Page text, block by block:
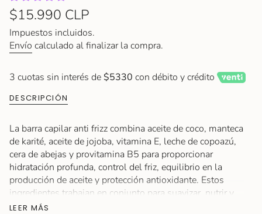
Precio
regular
$15.990 CLP
Impuestos incluidos.
Envío calculado al finalizar la compra.
3 cuotas sin interés de$5330 con débito y crédito
DESCRIPCIÓN
La barra capilar anti frizz combina aceite de coco, manteca
de karité, aceite de jojoba, vitamina E, leche de copoazú,
cera de abejas y provitamina B5 para proporcionar
hidratación profunda, control del friz, equilibrio en la
producción de aceite y protección antioxidante. Estos
ingredientes trabajan en conjunto para suavizar, nutrir y
mejorar la apariencia del cabello, brindando una solución
LEER MÁS